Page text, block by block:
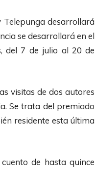
Telepunga desarrollará
se desarrollará en el
del 7 de julio al 20 de
visitas de dos autores
Se trata del premiado
residente esta última
de hasta quince